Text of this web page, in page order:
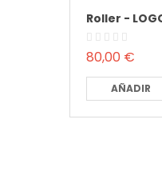
Roller -
80,00 €
AÑADIR